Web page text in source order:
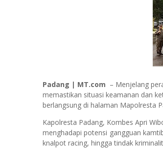
Padang | MT.com – Menjelang
memastikan situasi keamanan dan
berlangsung di halaman Mapolresta
Kapolresta Padang, Kombes Apri
menghadapi potensi gangguan
knalpot racing, hingga tindak